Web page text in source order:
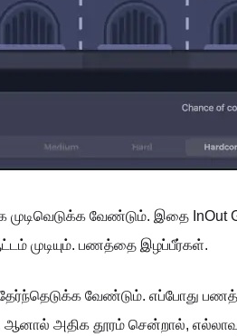
வேண்டும். இதை
முடியும். பணத்தை இழப்பீர்கள்.
வேண்டும். எப்போது
அதிக தூரம் சென்றால்,